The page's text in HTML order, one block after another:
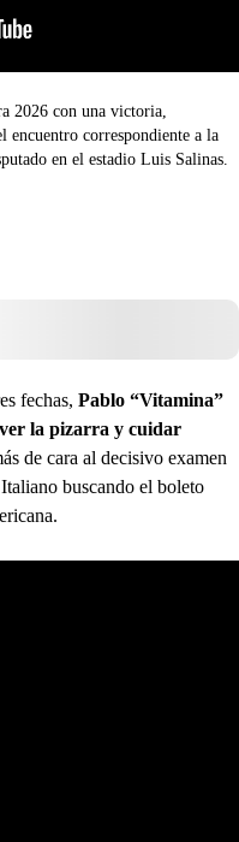
2026 con una victoria,
correspondiente a la
en el estadio Luis Salinas.
fechas, Pablo “Vitamina”
la pizarra y cuidar
de cara al decisivo examen
buscando el boleto